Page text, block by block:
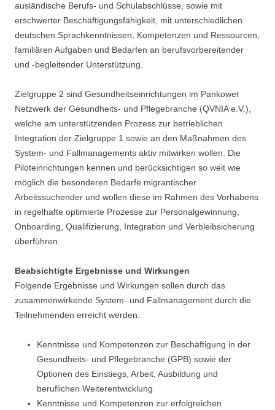
ausländische Berufs- und Schulabschlüsse, sowie mit
erschwerter Beschäftigungsfähigkeit, mit unterschiedlichen
deutschen Sprachkenntnissen, Kompetenzen und Ressourcen,
familiären Aufgaben und Bedarfen an berufsvorbereitender
und -begleitender Unterstützung.
Zielgruppe 2 sind Gesundheitseinrichtungen im Pankower
Netzwerk der Gesundheits- und Pflegebranche (QVNIA e.V.),
welche am unterstützenden Prozess zur betrieblichen
Integration der Zielgruppe 1 sowie an den Maßnahmen des
System- und Fallmanagements aktiv mitwirken wollen. Die
Piloteinrichtungen kennen und berücksichtigen so weit wie
möglich die besonderen Bedarfe migrantischer
Arbeitssuchender und wollen diese im Rahmen des Vorhabens
in regelhafte optimierte Prozesse zur Personalgewinnung,
Onboarding, Qualifizierung, Integration und Verbleibsicherung
überführen.
Beabsichtigte Ergebnisse und Wirkungen
Folgende Ergebnisse und Wirkungen sollen durch das
zusammenwirkende System- und Fallmanagement durch die
Teilnehmenden erreicht werden:
Kenntnisse und Kompetenzen zur Beschäftigung in der
Gesundheits- und Pflegebranche (GPB) sowie der
Optionen des Einstiegs, Arbeit, Ausbildung und
beruflichen Weiterentwicklung
Kenntnisse und Kompetenzen zur erfolgreichen